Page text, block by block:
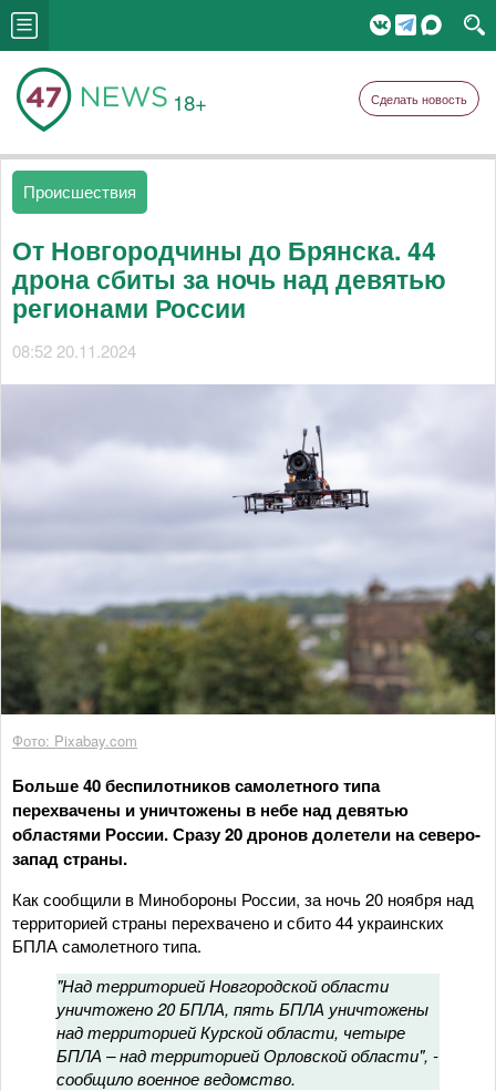
18+ Сделать новость
Происшествия
От Новгородчины до Брянска. 44
дрона сбиты за ночь над девятью
регионами России
08:52 20.11.2024
Фото: Pixabay.com
Больше 40 беспилотников самолетного типа
перехвачены и уничтожены в небе над девятью
областями России. Сразу 20 дронов долетели на северо-
запад страны.
Как сообщили в Минобороны России, за ночь 20 ноября над
территорией страны перехвачено и сбито 44 украинских
БПЛА самолетного типа.
"Над территорией Новгородской области
уничтожено 20 БПЛА, пять БПЛА уничтожены
над территорией Курской области, четыре
БПЛА – над территорией Орловской области", -
сообщило военное ведомство.